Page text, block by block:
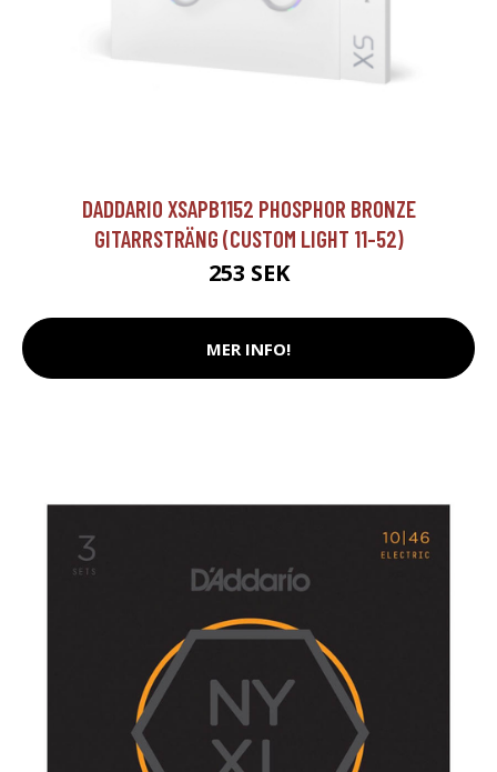
DADDARIO XSAPB1152 PHOSPHOR BRONZE
GITARRSTRÄNG (CUSTOM LIGHT 11-52)
253 SEK
MER INFO!